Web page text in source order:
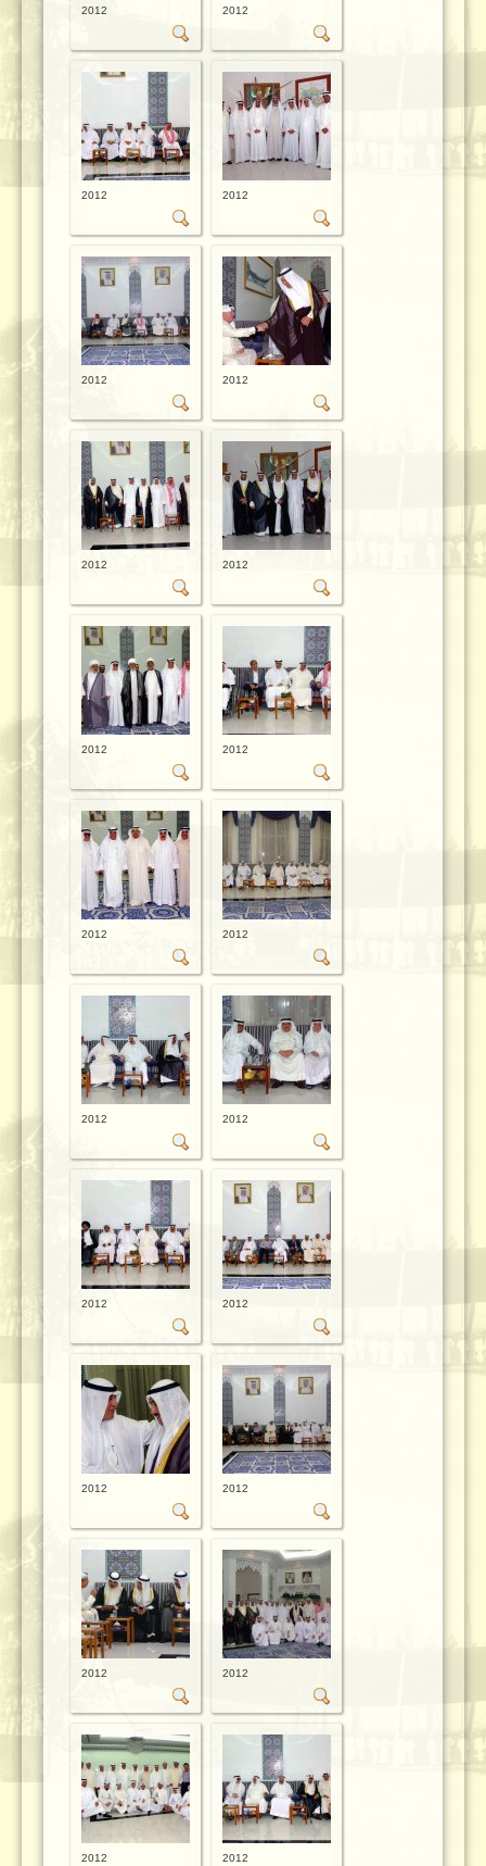
2012 2012
2012 2012
2012 2012
2012 2012
2012 2012
2012 2012
2012 2012
2012 2012
2012 2012
2012 2012
2012 2012